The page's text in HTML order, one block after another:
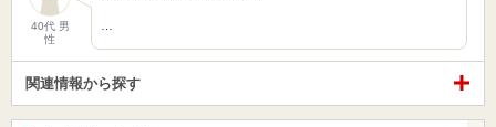
40代 男
性
関連情報から探す